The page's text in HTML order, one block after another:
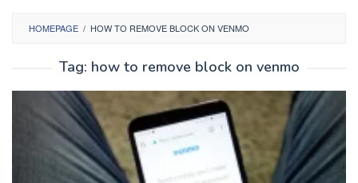
HOMEPAGE / HOW TO REMOVE BLOCK ON VENMO
Tag: how to remove block on venmo